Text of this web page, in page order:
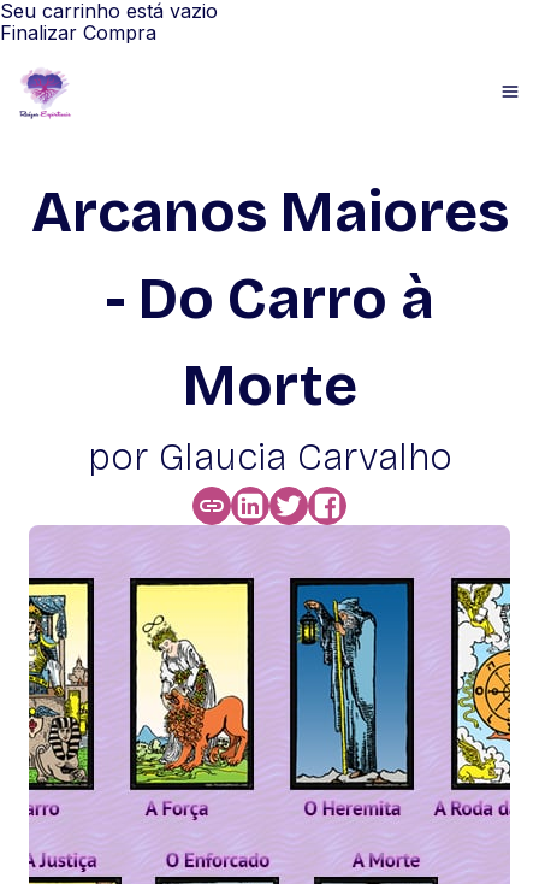
Seu carrinho está vazio
Finalizar Compra
Arcanos Maiores
- Do Carro à
Morte
por Glaucia Carvalho